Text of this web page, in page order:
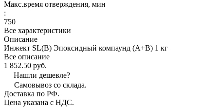
Макс.время отверждения, мин
:
750
Все характеристики
Описание
Инжект SL(B) Эпоксидный компаунд (А+В) 1 кг
Все описание
1 852.50 руб.
Нашли дешевле?
Самовывоз со склада.
Доставка по РФ.
Цена указана с НДС.